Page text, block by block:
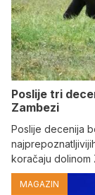
Poslije tri
Zambezi
Poslije decenija
koračaju dolinom
MAGAZIN